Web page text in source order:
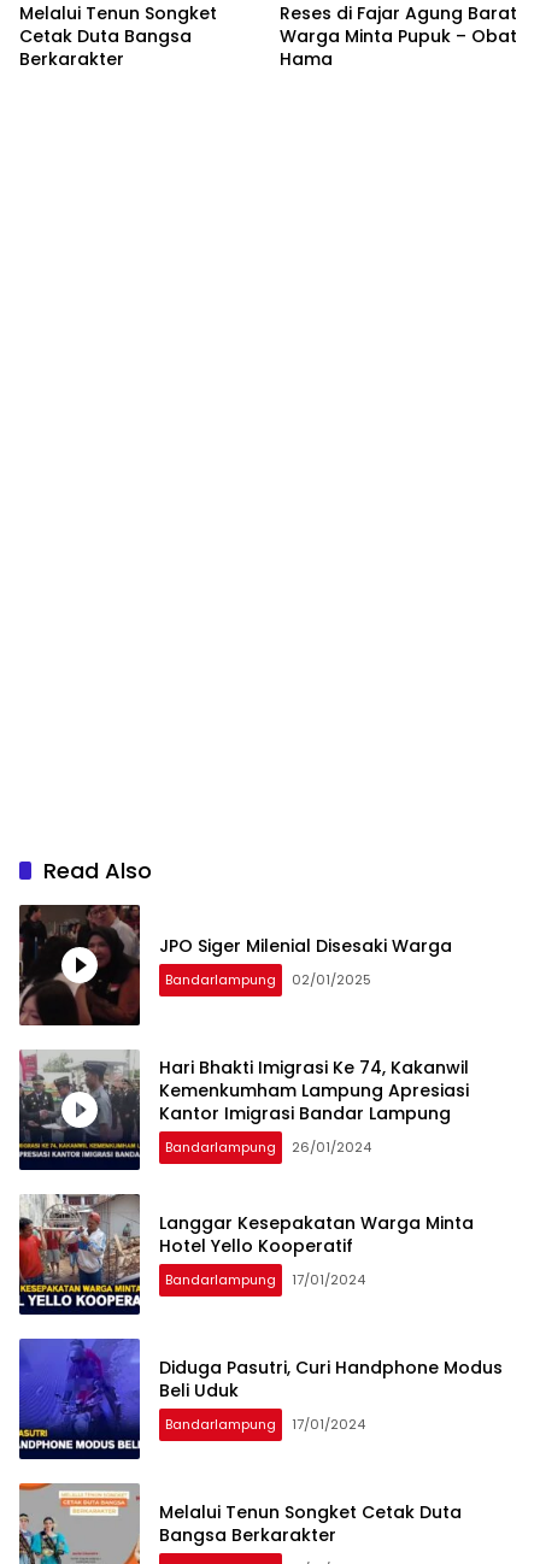
Melalui Tenun Songket
Cetak Duta Bangsa
Berkarakter
Reses di Fajar Agung Barat
Warga Minta Pupuk – Obat
Hama
Read Also
JPO Siger Milenial Disesaki Warga
Bandarlampung 02/01/2025
Hari Bhakti Imigrasi Ke 74, Kakanwil
Kemenkumham Lampung Apresiasi
Kantor Imigrasi Bandar Lampung
Bandarlampung 26/01/2024
Langgar Kesepakatan Warga Minta
Hotel Yello Kooperatif
Bandarlampung 17/01/2024
Diduga Pasutri, Curi Handphone Modus
Beli Uduk
Bandarlampung 17/01/2024
Melalui Tenun Songket Cetak Duta
Bangsa Berkarakter